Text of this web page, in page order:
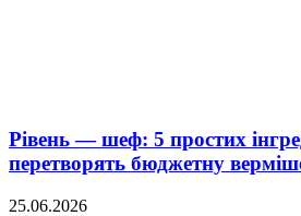
Рівень — шеф: 5 простих
перетворять бюджетну
25.06.2026